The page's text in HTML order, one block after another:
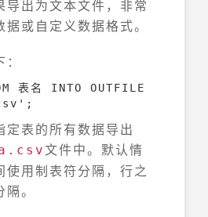
导出为文本文件，非常
或自定义数据格式。
表名 INTO OUTFILE
定表的所有数据导出
文件中。默认情
使用制表符分隔，行之
。